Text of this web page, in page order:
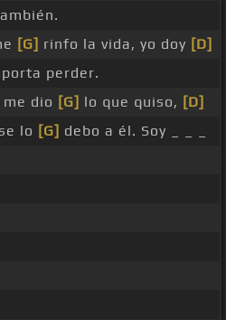
[G] rinfo la vida, yo doy [D]
perder.
dio [G] lo que quiso, [D]
lo [G] debo a él. Soy _ _ _